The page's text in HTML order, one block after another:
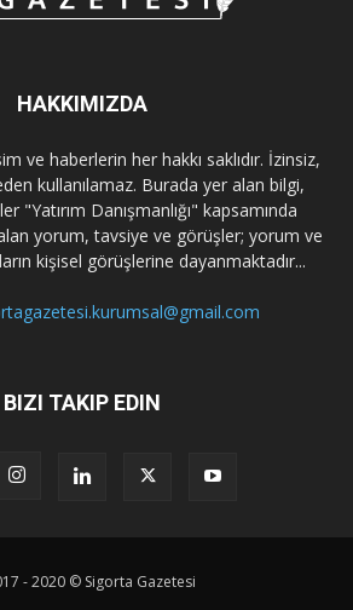
HAKKIMIZDA
ve haberlerin her hakkı saklıdır. İzinsiz,
kullanılamaz. Burada yer alan bilgi,
"Yatırım Danışmanlığı" kapsamında
yorum, tavsiye ve görüşler; yorum ve
kişisel görüşlerine dayanmaktadır...
BIZI TAKIP EDIN
- 2020 © Sigorta Gazetesi